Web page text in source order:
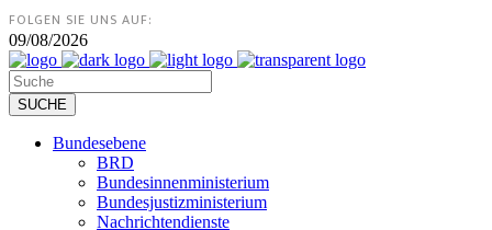
FOLGEN SIE UNS AUF:
09/08/2026
Bundesebene
BRD
Bundesinnenministerium
Bundesjustizministerium
Nachrichtendienste